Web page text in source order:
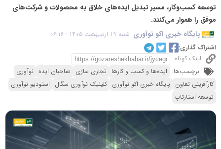
توسعه کسب‌وکار، مسیر تبدیل ایده‌های خلاق به محصولات و شرکت‌های
موفق را هموار می‌کنند.
پایگاه خبری اکو نوآوری شنبه 19 اردیبهشت 1405 - 06:16
اشتراک گذاری:
لینک کوتاه
برچسب‌ها: ایده‌ها و کسب و کارها تجاری سازی صاحبان ایده نوآوری
کارآفرینی تعاون پایگاه خبری اکو نوآوری کلینیک نوآوری سگال استودیو نوآوری
توسعه استارتاپ